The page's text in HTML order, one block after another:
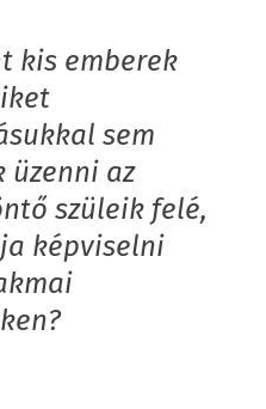
kis emberek
sem
üzenni az
szüleik felé,
képviselni